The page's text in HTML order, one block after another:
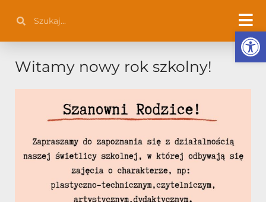
treści
Witamy nowy rok szkolny!